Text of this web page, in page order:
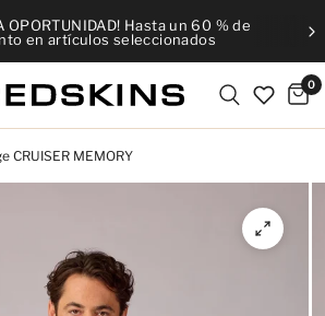
OPORTUNIDAD! Hasta un 60 % de
en artículos seleccionados
0
CRUISER MEMORY